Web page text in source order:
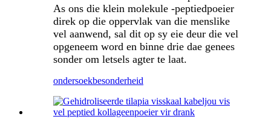
As ons die klein molekule -peptiedpoeier
direk op die oppervlak van die menslike
vel aanwend, sal dit op sy eie deur die vel
opgeneem word en binne drie dae genees
sonder om letsels agter te laat.
ondersoekbesonderheid